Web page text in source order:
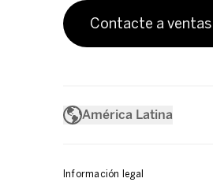
Contacte a ventas
América Latina
Información legal